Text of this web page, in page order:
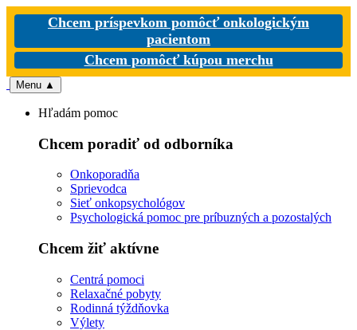
Chcem príspevkom pomôcť onkologickým
pacientom
Chcem pomôcť kúpou merchu
Menu ▲
Hľadám pomoc
Chcem poradiť od odborníka
Onkoporadňa
Sprievodca
Sieť onkopsychológov
Psychologická pomoc pre príbuzných a pozostalých
Chcem žiť aktívne
Centrá pomoci
Relaxačné pobyty
Rodinná týždňovka
Výlety